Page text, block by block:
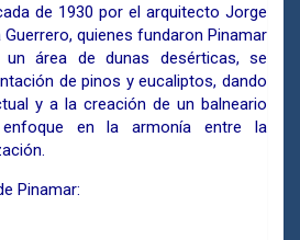
de 1930 por el arquitecto Jorge
Guerrero, quienes fundaron Pinamar
área de dunas desérticas, se
de pinos y eucaliptos, dando
y a la creación de un balneario
en la armonía entre la
Pinamar: